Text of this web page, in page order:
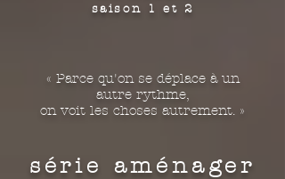
saison 1 et 2
« Parce qu'on se déplace à un
autre rythme,
on voit les choses autrement. »
série aménager